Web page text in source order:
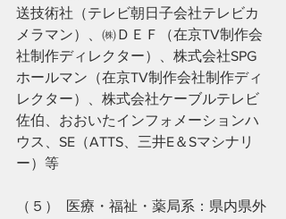
送技術社（テレビ朝日子会社テレビカ
メラマン）、㈱ＤＥＦ（在京TV制作会
社制作ディレクター）、株式会社SPG
ホールマン（在京TV制作会社制作ディ
レクター）、株式会社ケーブルテレビ
佐伯、おおいたインフォメーションハ
ウス、SE（ATTS、三井E＆Sマシナリ
ー）等
（５）  医療・福祉・薬局系：県内県外